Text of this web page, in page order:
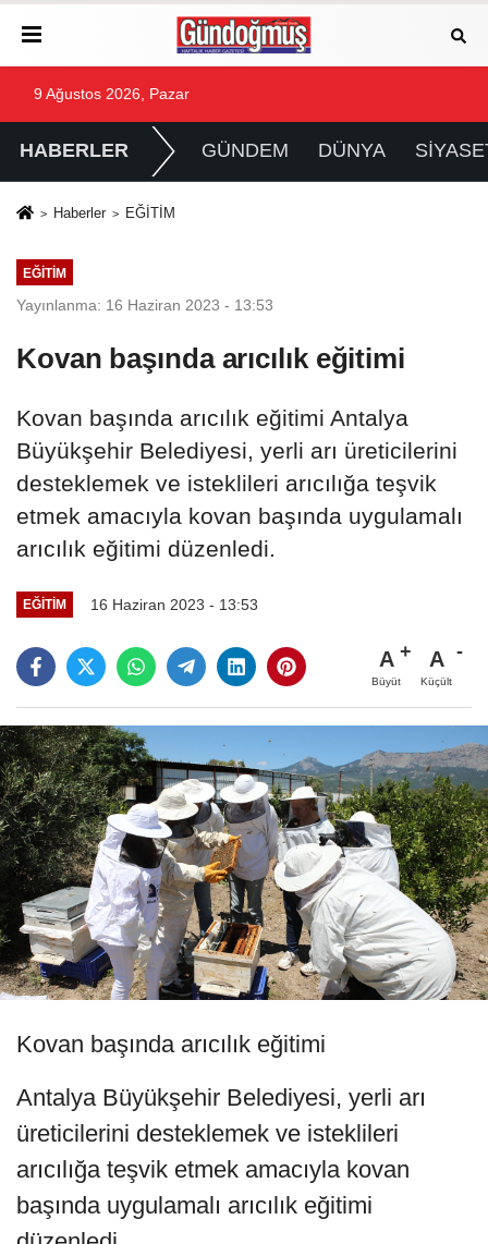
9 Ağustos 2026, Pazar
HABERLER GÜNDEM DÜNYA
Haberler EĞİTİM
EĞİTİM
Yayınlanma: 16 Haziran 2023 - 13:53
Kovan başında arıcılık eğitimi
Kovan başında arıcılık eğitimi Antalya
Büyükşehir Belediyesi, yerli arı üreticilerini
desteklemek ve isteklileri arıcılığa teşvik
etmek amacıyla kovan başında uygulamalı
arıcılık eğitimi düzenledi.
EĞİTİM 16 Haziran 2023 - 13:53
A
Büyüt
A
Küçült
Kovan başında arıcılık eğitimi
Antalya Büyükşehir Belediyesi, yerli arı
üreticilerini desteklemek ve isteklileri
arıcılığa teşvik etmek amacıyla kovan
başında uygulamalı arıcılık eğitimi